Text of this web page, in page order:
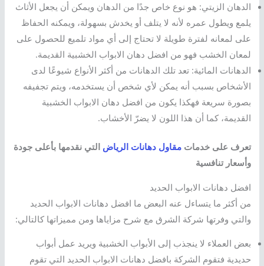
الدهان الزيتي: هو نوع خاص جدًا من الدهان ويمكن أن يجعل الأثاث
يلمع ويطول عمره لأنه لا يتلف أو يخدش بسهولة، ويمكنه الحفاظ
على لمعانه لفترة طويلة لا تحتاج إلى أي مواد تلميع للحصول على
لمعان الخشب فهو من افضل دهان الابواب الخشبية القديمة.
الدهانات المائية: تعد تلك الدهانات من أكثر الأنواع شيوعًا لدى
الأشخاص بسبب أنه يمكن لأي شخص أن يستخدمه، ويتم تجفيفه
بصورة سريعة فهكذا يكون من افضل دهان الابواب الخشبية
القديمة، كما أن هذا اللون لا يضرّ الأخشاب.
تعرف على خدماتمقاول دهانات الرياض التي نقدمها بأعلى جودة
وأسعار تنافسية
افضل دهانات الابواب الحديد
من أكثر ما يتساءل عنه البعض ما افضل دهانات الابواب الحديد
والتي وفرتها شركة الشرق مع شرح مزاياها ومن مميزاتها كالتالي:
بعض العملاء لا ينجذب إلى الأبواب الخشبية ويريد عمل أبواب
حديدية فتقوم الشركة بافضل دهانات الابواب الحديد التي تقوم